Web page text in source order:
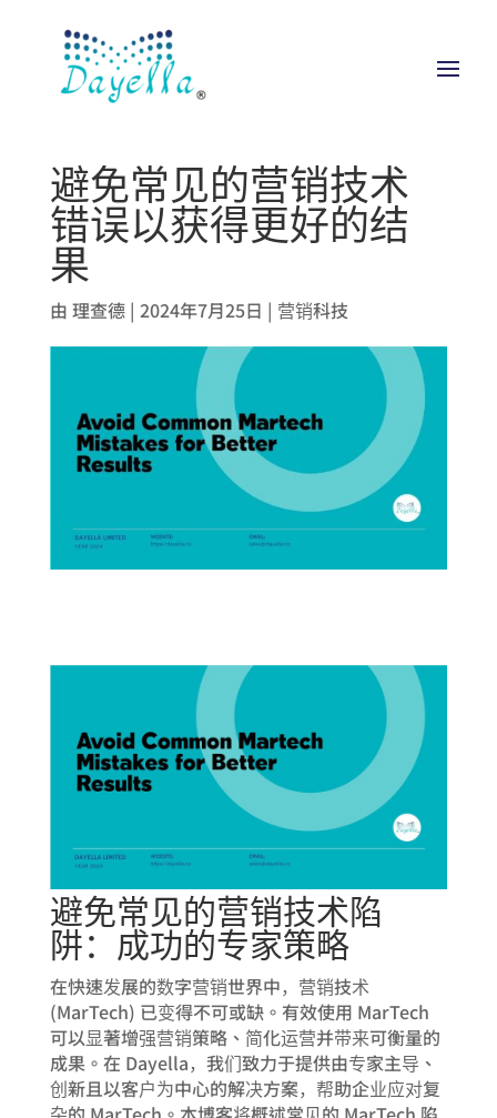
避免常见的营销技术
错误以获得更好的结
果
由 理查德| 2024年7月25日 | 营销科技
避免常见的营销技术陷
阱：成功的专家策略
在快速发展的数字营销世界中，营销技术
(MarTech) 已变得不可或缺。有效使用 MarTech
可以显著增强营销策略、简化运营并带来可衡量的
成果。在 Dayella，我们致力于提供由专家主导、
创新且以客户为中心的解决方案，帮助企业应对复